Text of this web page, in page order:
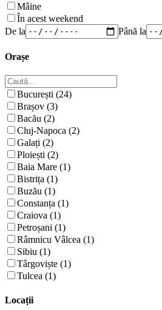
Mâine
În acest weekend
De la
Până la
Orașe
București (24)
Brașov (3)
Bacău (2)
Cluj-Napoca (2)
Galați (2)
Ploiești (2)
Baia Mare (1)
Bistrița (1)
Buzău (1)
Constanța (1)
Craiova (1)
Petroșani (1)
Râmnicu Vâlcea (1)
Sibiu (1)
Târgoviște (1)
Tulcea (1)
Locații